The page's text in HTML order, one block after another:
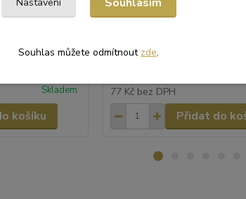
rozměru 100
velké
Skladem
košíku
školy i provozy. Díky rozměru
jsou ideální pro větší
77 Kč bez DPH
Přidat do
Souhlas můžete odmítnout zde.